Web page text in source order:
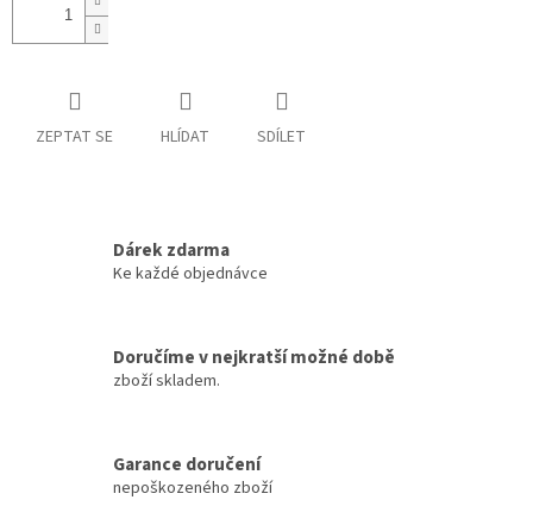
ZEPTAT SE HLÍDAT SDÍLET
Dárek zdarma
Ke každé objednávce
Doručíme v nejkratší možné době
zboží skladem.
Garance doručení
nepoškozeného zboží